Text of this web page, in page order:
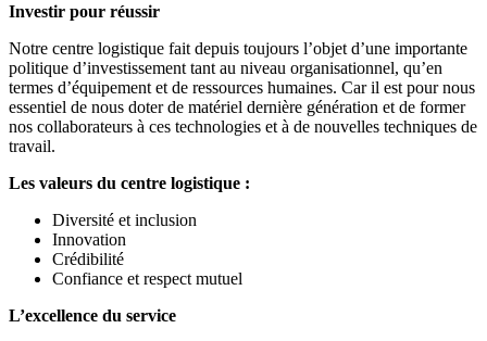
Investir pour réussir
Notre centre logistique fait depuis toujours l’objet d’une importante
politique d’investissement tant au niveau organisationnel, qu’en
termes d’équipement et de ressources humaines. Car il est pour nous
essentiel de nous doter de matériel dernière génération et de former
nos collaborateurs à ces technologies et à de nouvelles techniques de
travail.
Les valeurs du centre logistique :
Diversité et inclusion
Innovation
Crédibilité
Confiance et respect mutuel
L’excellence du service